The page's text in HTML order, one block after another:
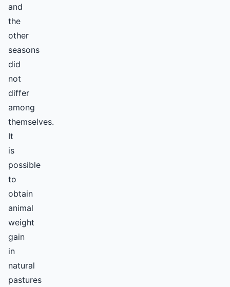
and
the
other
seasons
did
not
differ
among
themselves.
It
is
possible
to
obtain
animal
weight
gain
in
natural
pastures